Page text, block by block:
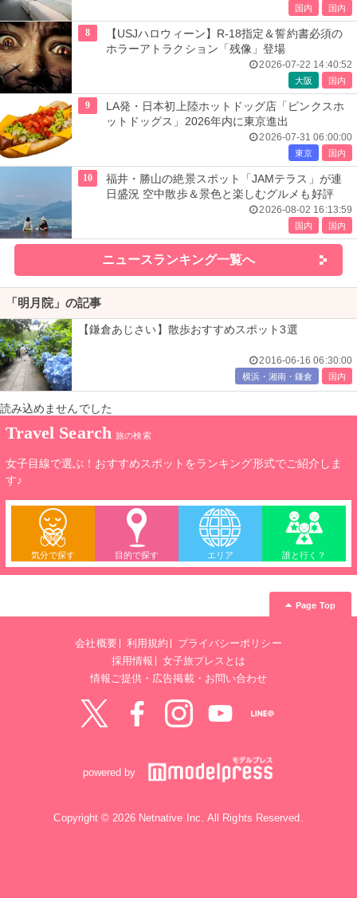
国内 国内
8
【USJハロウィーン】R-18指定＆誓約書必須の
ホラーアトラクション「残像」登場
2026-07-22 14:40:52
大阪 国内
9
LA発・日本初上陸ホットドッグ店「ピンクスホ
ットドッグス」2026年内に東京進出
2026-07-31 06:00:00
東京 国内
10
福井・勝山の絶景スポット「JAMテラス」が連
日盛況 空中散歩＆景色と楽しむグルメも好評
2026-08-02 16:13:59
国内 国内
ニュースランキング一覧へ
「明月院」の記事
【鎌倉あじさい】散歩おすすめスポット3選
2016-06-16 06:30:00
横浜・湘南・鎌倉 国内
読み込めませんでした
Travel Search 旅の検索
女子目線で選ぶ！おすすめスポットをランキング形式でご紹介しま
す♪
気分で探す 目的で探す エリア 誰と行く？
Page Top
会社概要 利用規約
プライバシーポリシー
採用情報
女子旅プレスとは
情報ご提供・広告掲載・お問い合わせ
powered by
Copyright © 2026 Netnative Inc. All Rights Reserved.